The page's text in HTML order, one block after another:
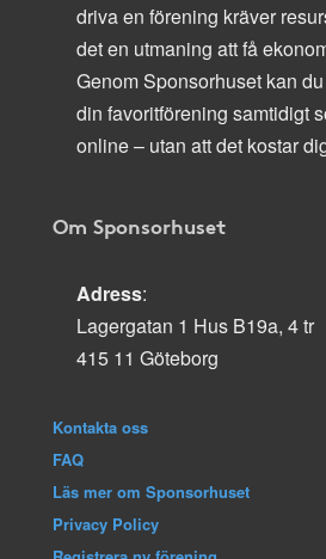
driva en förening kräver
det en utmaning att få
Genom Sponsorhuset kan
din favoritförening samtidigt
online – utan att det kostar
Om Sponsorhuset
Adress:
Lagergatan 1 Hus B19a, 4 tr
415 11 Göteborg
Kontakta oss
FAQ
Läs mer om Sponsorhuset
Privacy Policy